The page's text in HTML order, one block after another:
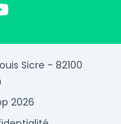
Sicre - 82100
2026